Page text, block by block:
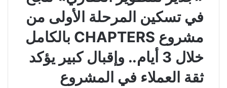
في تسكين المرحلة الأولى من
مشروع CHAPTERS بالكامل
خلال 3 أيام.. وإقبال كبير يؤكد
ثقة العملاء في المشروع